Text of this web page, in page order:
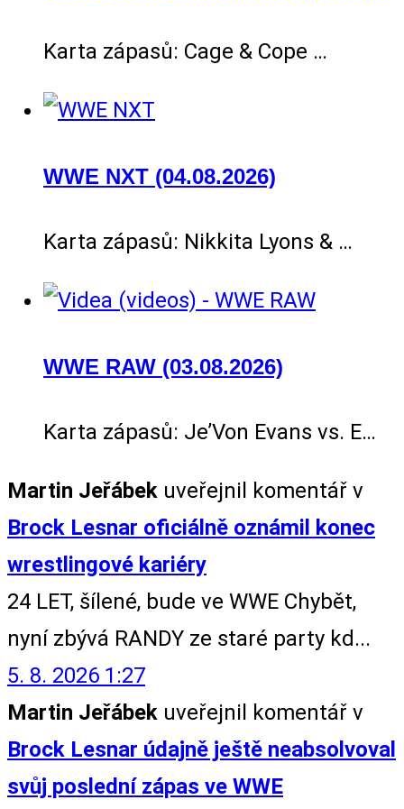
Karta zápasů: Cage & Cope …
WWE NXT (04.08.2026)
Karta zápasů: Nikkita Lyons & …
WWE RAW (03.08.2026)
Karta zápasů: Je’Von Evans vs. E…
Martin Jeřábek uveřejnil komentář v
Brock Lesnar oficiálně oznámil konec
wrestlingové kariéry
24 LET, šílené, bude ve WWE Chybět,
nyní zbývá RANDY ze staré party kd...
5. 8. 2026 1:27
Martin Jeřábek uveřejnil komentář v
Brock Lesnar údajně ještě neabsolvoval
svůj poslední zápas ve WWE